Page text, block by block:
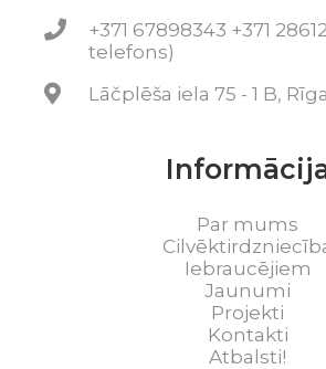
+371 67898343 +371
telefons)
Lāčplēša iela 75 - 1 B,
Par mums
Iebraucējiem
Jaunumi
Projekti
Kontakti
Atbalsti!